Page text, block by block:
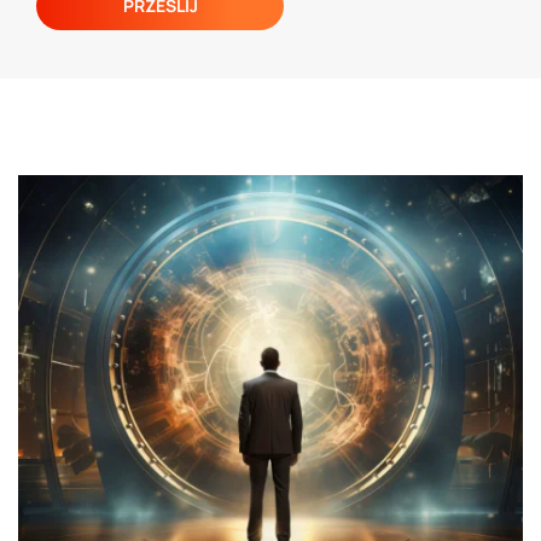
Poruszamy wiele praktyczny aspektów,
Dzielimy się wiedzą z zakresu oprogramowania
ERP dladziałów HR,finansów,sprzedaży, ale
również
produkcji i logistyki.
Automotive
Od początku działalności firmy współpracujemy
z przemysłem motoryzacyjnym. Wsłuchujemy
się uważnie w głos naszych Klientów i jesteśmy
na bieżąco z sytuacją rynkową.
Stworzyliśmyinnowacyjne rozwiązania